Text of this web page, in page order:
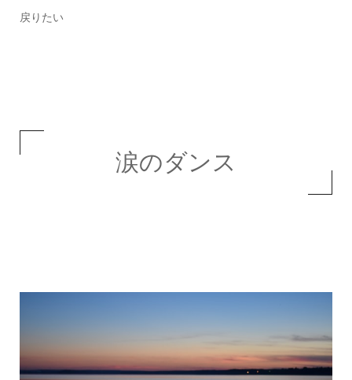
戻りたい
涙のダンス